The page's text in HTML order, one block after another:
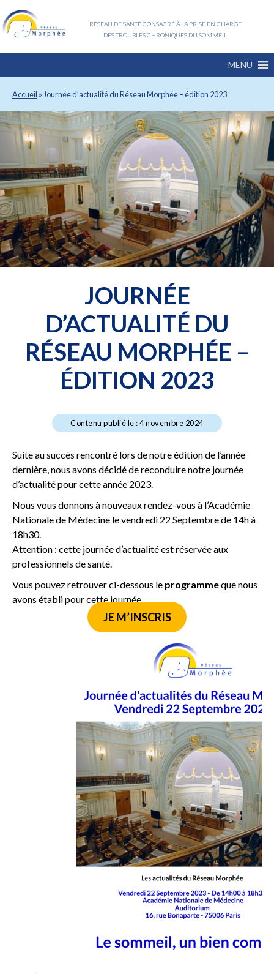
RÉSEAU DE SANTÉ CONSACRÉ À LA PRISE EN CHARGE
DES TROUBLES CHRONIQUES DU SOMMEIL
MENU
Accueil » Journée d’actualité du Réseau Morphée – édition 2023
JOURNÉE
D’ACTUALITÉ DU
RÉSEAU MORPHÉE –
ÉDITION 2023
Contenu publié le : 4 novembre 2024
Suite au succès rencontré lors de notre édition de l’année
dernière, nous avons décidé de reconduire notre journée
d’actualité pour cette année 2023.
Nous vous donnons à nouveaux rendez-vous à l’Académie
Nationale de Médecine le vendredi 22 Septembre de 14h à
18h30.
Attention : cette journée d’actualité est réservée aux
professionnels de santé.
Vous pouvez retrouver ci-dessous le programmeque nous
avons établi pour cette journée.
JE M’INSCRIS